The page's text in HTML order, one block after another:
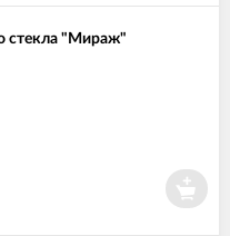
стекла "Мираж"